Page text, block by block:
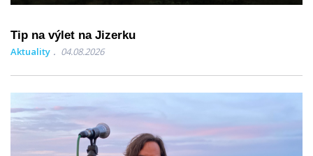
Tip na výlet na Jizerku
Aktuality 04.08.2026